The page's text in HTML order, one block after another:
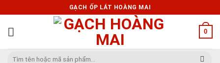
to
content
GẠCH ỐP LÁT HOÀNG MAI
0
Tìm